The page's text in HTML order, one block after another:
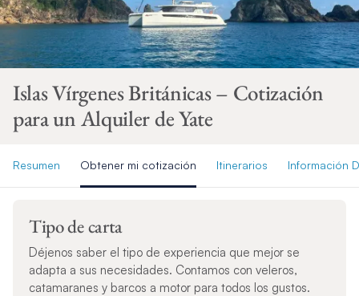
Islas Vírgenes Británicas – Cotización
para un Alquiler de Yate
Resumen Obtener mi cotización Itinerarios Información
Tipo de carta
Déjenos saber el tipo de experiencia que mejor se
adapta a sus necesidades. Contamos con veleros,
catamaranes y barcos a motor para todos los gustos.